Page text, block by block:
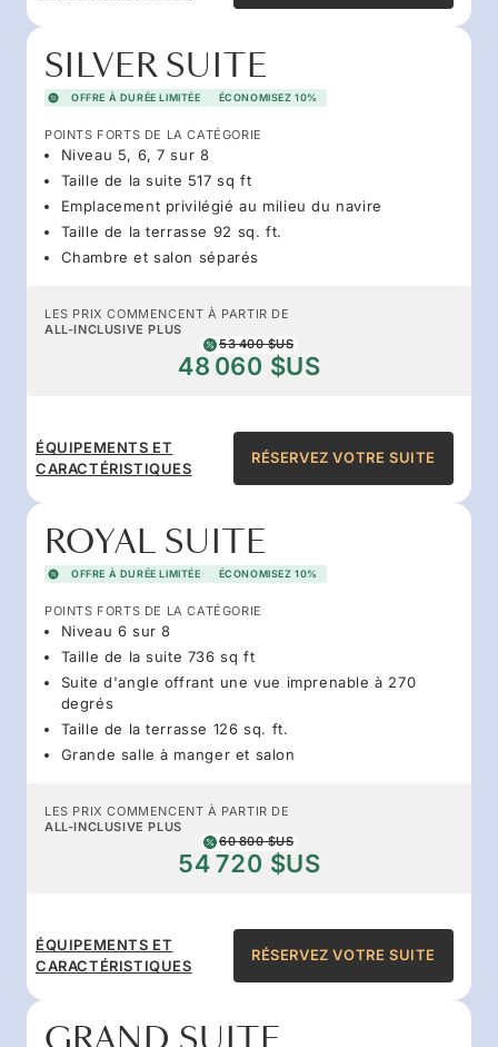
SILVER SUITE
OFFRE À DURÉE LIMITÉE ÉCONOMISEZ 10%
POINTS FORTS DE LA CATÉGORIE
Niveau 5, 6, 7 sur 8
Taille de la suite 517 sq ft
Emplacement privilégié au milieu du navire
Taille de la terrasse 92 sq. ft.
Chambre et salon séparés
LES PRIX COMMENCENT À PARTIR DE
ALL-INCLUSIVE PLUS
53 400 $US
48 060 $US
ÉQUIPEMENTS ET
CARACTÉRISTIQUES
RÉSERVEZ VOTRE SUITE
ROYAL SUITE
OFFRE À DURÉE LIMITÉE ÉCONOMISEZ 10%
POINTS FORTS DE LA CATÉGORIE
Niveau 6 sur 8
Taille de la suite 736 sq ft
Suite d'angle offrant une vue imprenable à 270
degrés
Taille de la terrasse 126 sq. ft.
Grande salle à manger et salon
LES PRIX COMMENCENT À PARTIR DE
ALL-INCLUSIVE PLUS
60 800 $US
54 720 $US
ÉQUIPEMENTS ET
CARACTÉRISTIQUES
RÉSERVEZ VOTRE SUITE